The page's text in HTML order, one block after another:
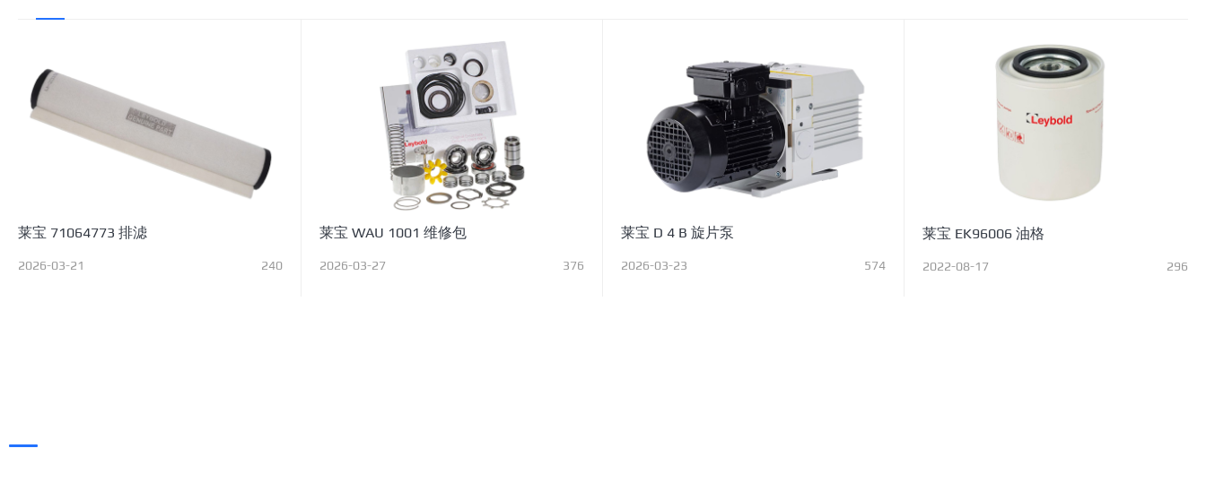
莱宝 71064773 排滤
2026-03-21 240
莱宝 WAU 1001 维修包
2026-03-27 376
莱宝 D 4 B 旋片泵
2026-03-23 574
莱宝 EK96006 油格
2022-08-17 296